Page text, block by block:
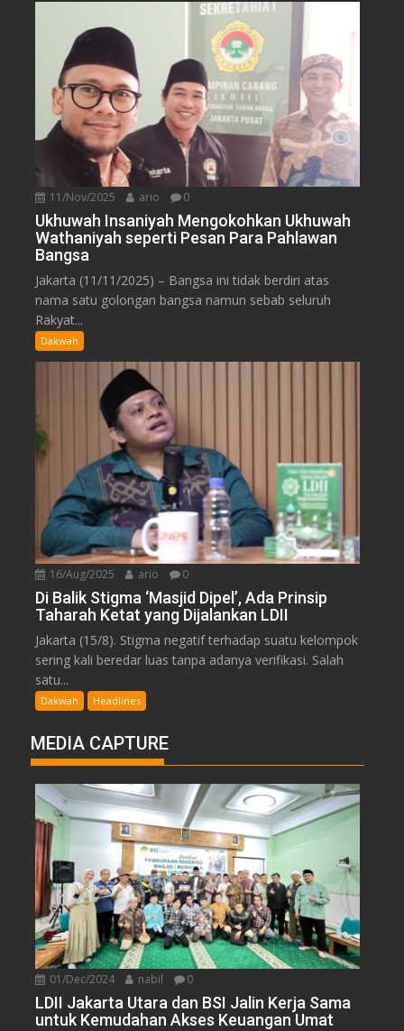
11/Nov/2025 ario 0
Ukhuwah Insaniyah Mengokohkan Ukhuwah
Wathaniyah seperti Pesan Para Pahlawan
Bangsa
Jakarta (11/11/2025) – Bangsa ini tidak berdiri atas
nama satu golongan bangsa namun sebab seluruh
Rakyat...
Dakwah
16/Aug/2025 ario 0
Di Balik Stigma ‘Masjid Dipel’, Ada Prinsip
Taharah Ketat yang Dijalankan LDII
Jakarta (15/8). Stigma negatif terhadap suatu kelompok
sering kali beredar luas tanpa adanya verifikasi. Salah
satu...
Dakwah Headlines
MEDIA CAPTURE
01/Dec/2024 nabil 0
LDII Jakarta Utara dan BSI Jalin Kerja Sama
untuk Kemudahan Akses Keuangan Umat